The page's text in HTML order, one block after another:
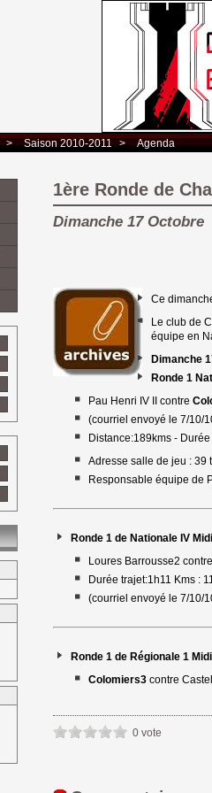
> Saison 2010-2011 > Agenda
1ère Ronde de
Dimanche 17 Octobre
Ce
Le club de
équipe en
Dimanche
Ronde 1
Pau Henri IV II contre
(courriel envoyé le 7/10/
Distance:189kms -
Adresse salle de jeu : 39
Responsable équipe de
Ronde 1 de Nationale IV
Loures Barrousse2 contre
Durée trajet:1h11 Kms :
(courriel envoyé le 7/10/
Ronde 1 de Régionale 1
Colomiers3 contre
0 vote